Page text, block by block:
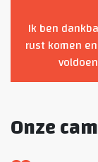
Ik ben
rust komen
Onze